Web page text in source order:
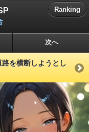
Ranking
次へ
路を横断しようとし